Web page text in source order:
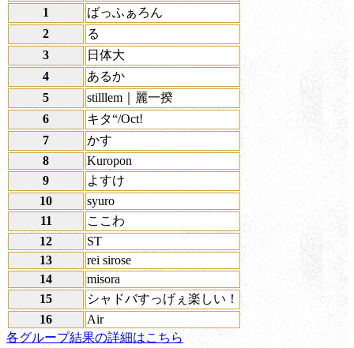
1
ばっふぁろん
2
る
3
日体大
4
あるか
5
stilllem｜麗一揆
6
キタ“/Oct!
7
かす
8
Kuropon
9
よすけ
10
syuro
11
ここわ
12
ST
13
rei sirose
14
misora
15
シャドバすっげぇ楽しい！
16
Air
各グループ結果の詳細はこちら